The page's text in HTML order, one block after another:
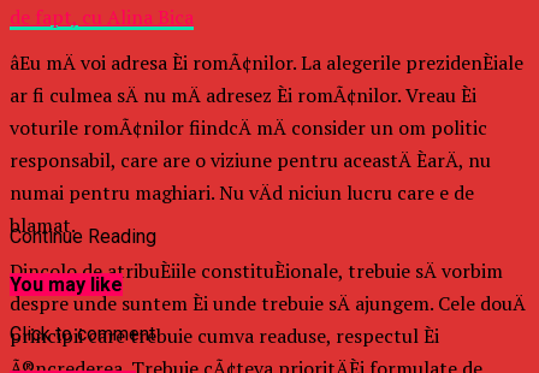
de fapt, cu Alina Bica
âEu mÄ voi adresa Èi romÃ¢nilor. La alegerile prezidenÈiale
ar fi culmea sÄ nu mÄ adresez Èi romÃ¢nilor. Vreau Èi
voturile romÃ¢nilor fiindcÄ mÄ consider un om politic
responsabil, care are o viziune pentru aceastÄ ÈarÄ, nu
numai pentru maghiari. Nu vÄd niciun lucru care e de
blamat.
Dincolo de atribuÈiile constituÈionale, trebuie sÄ vorbim
despre unde suntem Èi unde trebuie sÄ ajungem. Cele douÄ
principii care trebuie cumva readuse, respectul Èi
Continue Reading
You may like
Click to comment